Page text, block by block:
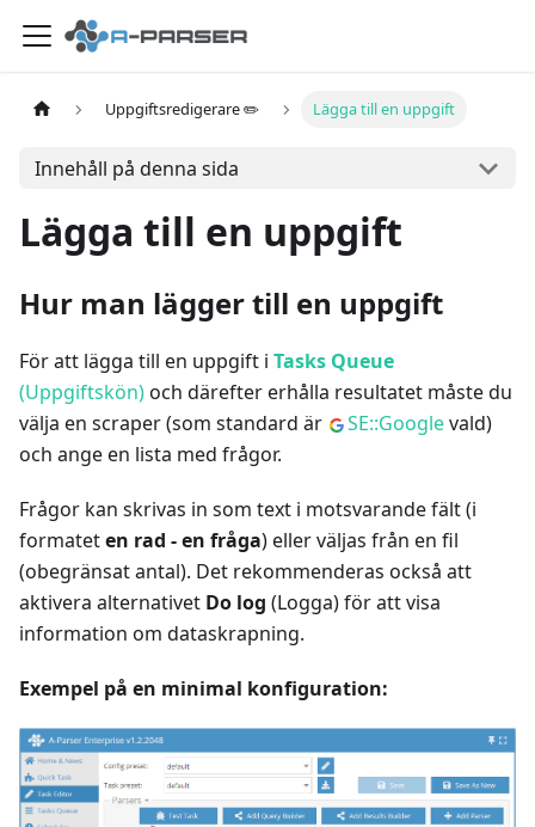
Uppgiftsredigerare ✏️ Lägga till en uppgift
Innehåll på denna sida
Lägga till en uppgift
Hur man lägger till en uppgift
För att lägga till en uppgift i Tasks Queue
(Uppgiftskön)och därefter erhålla resultatet måste du
välja en scraper (som standard är
SE::Googlevald)
och ange en lista med frågor.
Frågor kan skrivas in som text i motsvarande fält (i
formateten rad - en fråga) eller väljas från en fil
(obegränsat antal). Det rekommenderas också att
aktivera alternativet Do log (Logga) för att visa
information om dataskrapning.
Exempel på en minimal konfiguration: